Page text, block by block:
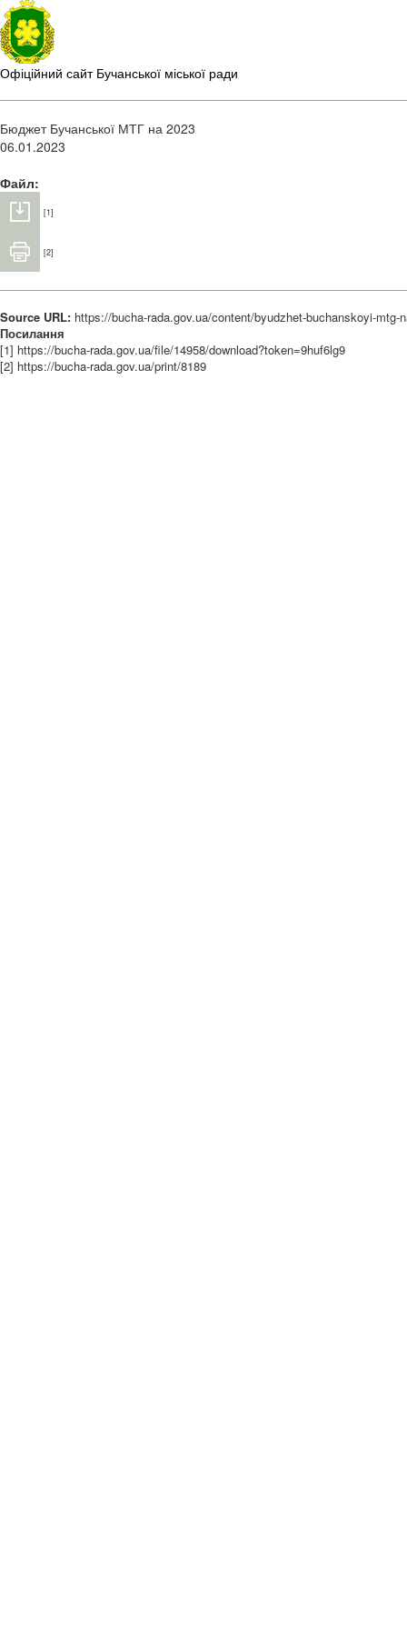
Офіційний сайт Бучанської міської ради
Бюджет Бучанської МТГ на 2023
06.01.2023
Файл:
[1]
[2]
Source URL: https://bucha-rada.gov.ua/content/byudzhet-buchanskoyi-mtg-
Посилання
[1] https://bucha-rada.gov.ua/file/14958/download?token=9huf6lg9
[2] https://bucha-rada.gov.ua/print/8189